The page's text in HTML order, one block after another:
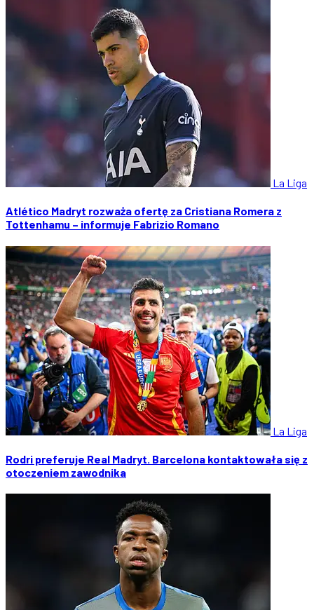
La Liga
Atlético Madryt rozważa ofertę za Cristiana Romera z
Tottenhamu – informuje Fabrizio Romano
La Liga
Rodri preferuje Real Madryt. Barcelona kontaktowała się z
otoczeniem zawodnika